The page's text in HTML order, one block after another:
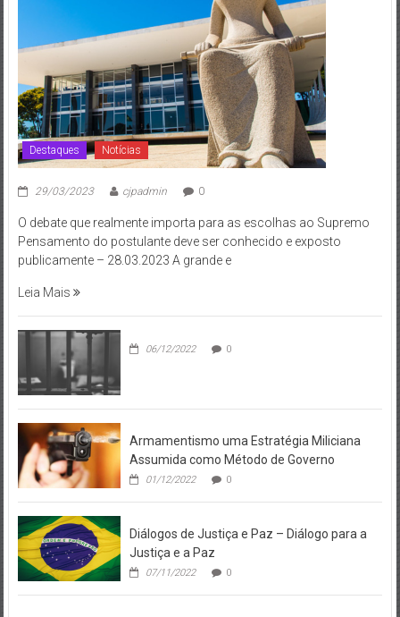
Destaques Notícias
29/03/2023 cjpadmin 0
O debate que realmente importa para as escolhas ao Supremo
Pensamento do postulante deve ser conhecido e exposto
publicamente – 28.03.2023 A grande e
Leia Mais
06/12/2022 0
Armamentismo uma Estratégia Miliciana
Assumida como Método de Governo
01/12/2022 0
Diálogos de Justiça e Paz – Diálogo para a
Justiça e a Paz
07/11/2022 0